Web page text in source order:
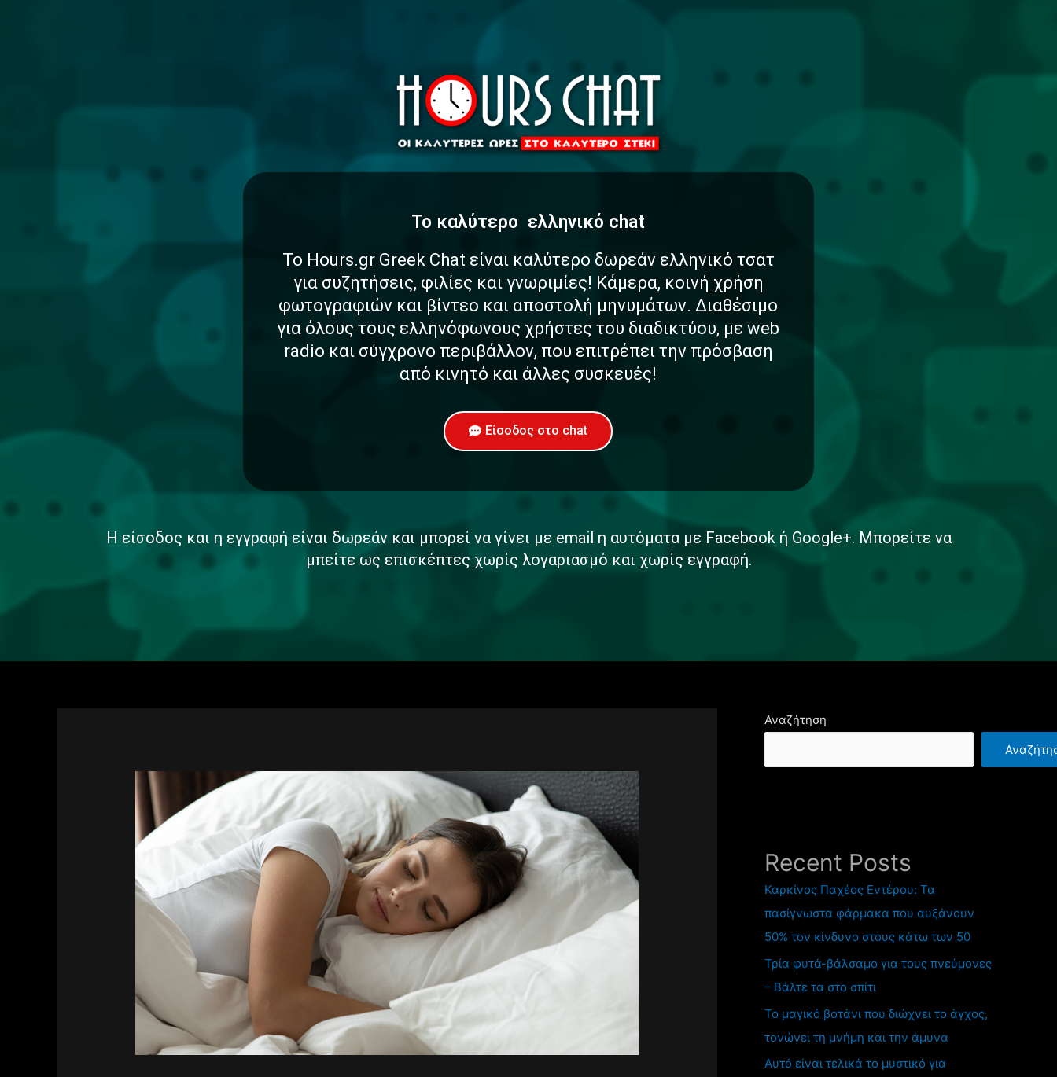
To καλύτερο ασφαλ ελληνικό chat
Το Hours.gr Greek Chat είναι καλύτερο δωρεάν ελληνικό τσατ
για συζητήσεις, φιλίες και γνωριμίες! Κάμερα, κοινή χρήση
φωτογραφιών και βίντεο και αποστολή μηνυμάτων. Διαθέσιμο
για όλους τους ελληνόφωνους χρήστες του διαδικτύου, με web
radio και σύγχρονο περιβάλλον, που επιτρέπει την πρόσβαση
από κινητό και άλλες συσκευές!
Είσοδος στο chat
Η είσοδος και η εγγραφή είναι δωρεάν και μπορεί να γίνει με email η αυτόματα με Facebook ή Google+. Μπορείτε να
μπείτε ως επισκέπτες χωρίς λογαριασμό και χωρίς εγγραφή.
Αναζήτηση
Recent Posts
Καρκίνος Παχέος Εντέρου: Τα
πασίγνωστα φάρμακα που αυξάνουν
50% τον κίνδυνο στους κάτω των 50
Τρία φυτά-βάλσαμο για τους πνεύμονες
– Βάλτε τα στο σπίτι
Το μαγικό βοτάνι που διώχνει το άγχος,
τονώνει τη μνήμη και την άμυνα
Αυτό είναι τελικά το μυστικό για